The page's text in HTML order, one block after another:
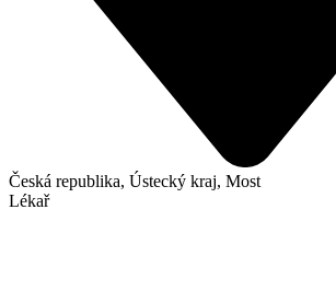
Česká republika, Ústecký kraj, Most
Lékař